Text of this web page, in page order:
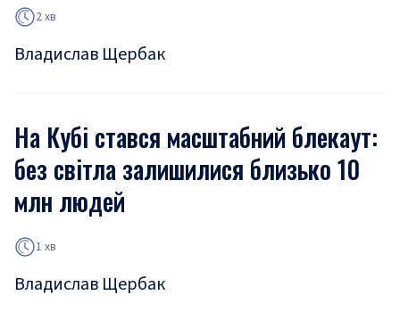
2 хв
Владислав Щербак
На Кубі стався масштабний блекаут:
без світла залишилися близько 10
млн людей
1 хв
Владислав Щербак